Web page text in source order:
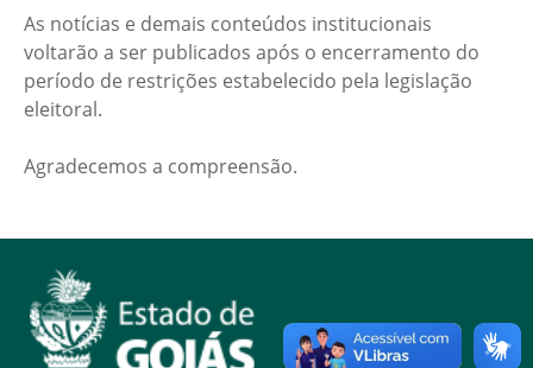
As notícias e demais conteúdos institucionais
voltarão a ser publicados após o encerramento do
período de restrições estabelecido pela legislação
eleitoral.
Agradecemos a compreensão.